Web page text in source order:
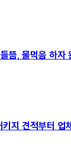
뜸, 물먹음 하자
지 견적부터 업